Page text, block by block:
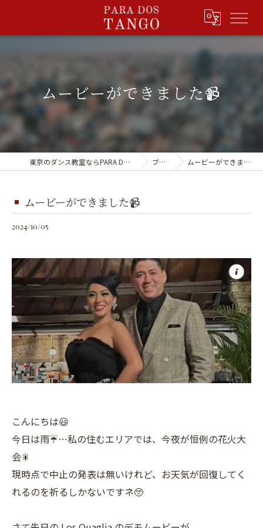
ムービーができました📹
東京のダンス教室ならPARA DOS TANGO ブログ ムービーができました📹
ムービーができました📹
2024/10/05
こんにちは😃
今日は雨☔…私の住むエリアでは、今夜が恒例の花火大
会🎇
現時点で中止の発表は無いけれど、お天気が回復してく
れるのを祈るしかないですネ🥺